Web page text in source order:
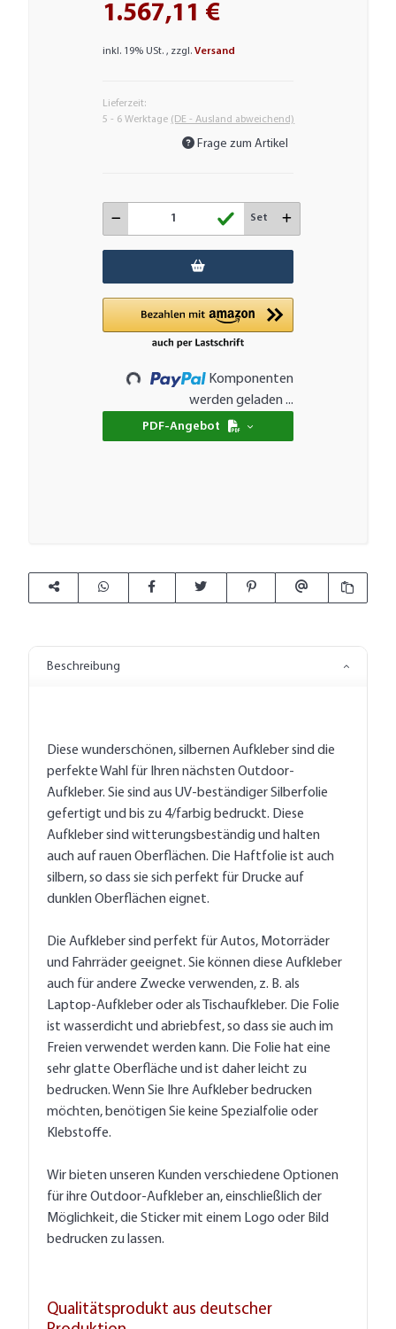
1.567,11 €
inkl. 19% USt. , zzgl.Versand
Lieferzeit:
5 - 6 Werktage (DE - Ausland abweichend)
Frage zum Artikel
Set
Loading...
Komponenten
werden geladen ...
PDF-Angebot
Beschreibung
Diese wunderschönen, silbernen Aufkleber sind die
perfekte Wahl für Ihren nächsten Outdoor-
Aufkleber. Sie sind aus UV-beständiger Silberfolie
gefertigt und bis zu 4/farbig bedruckt. Diese
Aufkleber sind witterungsbeständig und halten
auch auf rauen Oberflächen. Die Haftfolie ist auch
silbern, so dass sie sich perfekt für Drucke auf
dunklen Oberflächen eignet.
Die Aufkleber sind perfekt für Autos, Motorräder
und Fahrräder geeignet. Sie können diese Aufkleber
auch für andere Zwecke verwenden, z. B. als
Laptop-Aufkleber oder als Tischaufkleber. Die Folie
ist wasserdicht und abriebfest, so dass sie auch im
Freien verwendet werden kann. Die Folie hat eine
sehr glatte Oberfläche und ist daher leicht zu
bedrucken. Wenn Sie Ihre Aufkleber bedrucken
möchten, benötigen Sie keine Spezialfolie oder
Klebstoffe.
Wir bieten unseren Kunden verschiedene Optionen
für ihre Outdoor-Aufkleber an, einschließlich der
Möglichkeit, die Sticker mit einem Logo oder Bild
bedrucken zu lassen.
Qualitätsprodukt aus deutscher